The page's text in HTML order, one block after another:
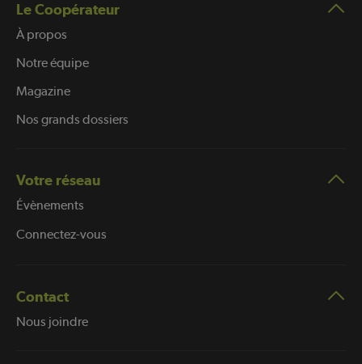
Le Coopérateur
À propos
Notre équipe
Magazine
Nos grands dossiers
Votre réseau
Évènements
Connectez-vous
Contact
Nous joindre